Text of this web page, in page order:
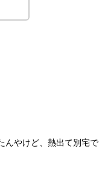
んやけど、熱出て別宅で